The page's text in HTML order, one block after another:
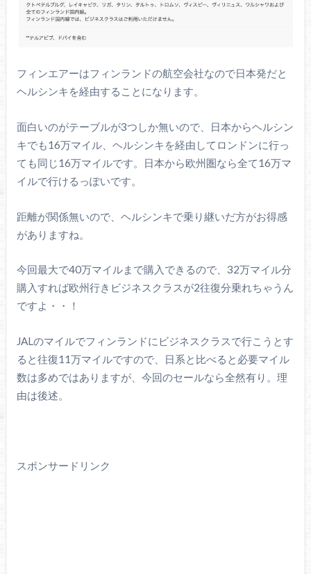
フィンエアーはフィンランドの航空会社なので日本発だと
ヘルシンキを経由することになります。
面白いのがテーブルが3つしか無いので、日本からヘルシン
キでも16万マイル、ヘルシンキを経由してロンドンに行っ
ても同じ16万マイルです。日本から欧州圏なら全て16万マ
イルで行けるっぽいです。
距離が関係無いので、ヘルシンキで乗り継いだ方がお得感
がありますね。
今回最大で40万マイルまで購入できるので、32万マイル分
購入すれば欧州行きビジネスクラスが2往復分乗れちゃうん
ですよ・・！
JALのマイルでフィンランドにビジネスクラスで行こうとす
ると往復11万マイルですので、日系と比べると必要マイル
数は多めではありますが、今回のセールなら全然有り。理
由は後述。
スポンサードリンク